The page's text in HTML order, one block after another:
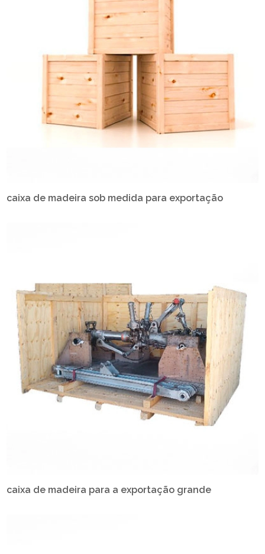
caixa de madeira sob medida para exportação
caixa de madeira para a exportação grande